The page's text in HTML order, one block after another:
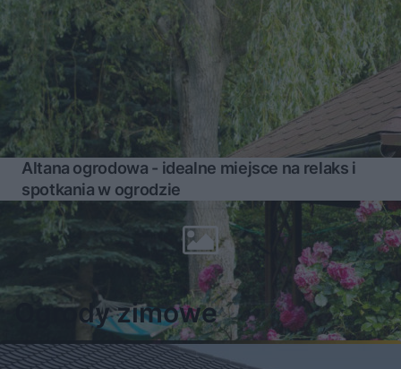
Altana ogrodowa - idealne miejsce na relaks i
spotkania w ogrodzie
Więcej
Ogrody zimowe